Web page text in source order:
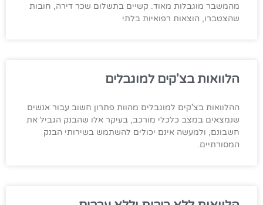
מהמשבר מוגבלות מאוד. קשיים בתשלום שכר דירה, חובות
שהצטברו, הוצאות רפואיות בלתי
הלוואות בצ'קים למוגבלים
ההלוואות בצ'קים למוגבלים מהוות פתרון חשוב עבור אנשים
שנמצאים במצב כלכלי מורכב, בעיקר אלו שהבנק הגביל את
חשבונם, ולמעשה אינם יכולים להשתמש בשירותי הבנק
המסורתיים.